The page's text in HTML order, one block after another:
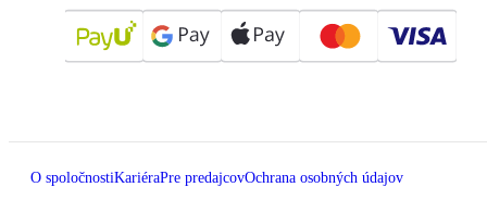
O spoločnostiKariéraPre predajcovOchrana osobných údajov